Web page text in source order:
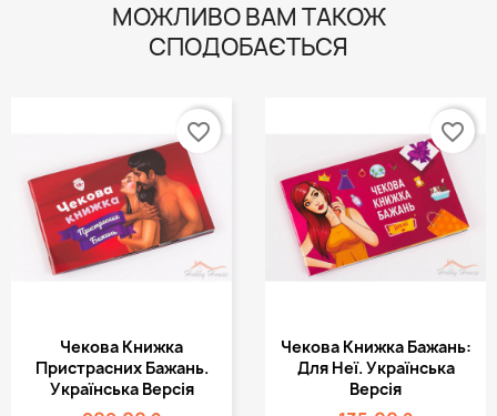
МОЖЛИВО ВАМ ТАКОЖ
СПОДОБАЄТЬСЯ
Чекова Книжка
Пристрасних Бажань.
Українська Версія
favorite_border
Чекова Книжка Бажань:
Для Неї. Українська
Версія
favorite_border